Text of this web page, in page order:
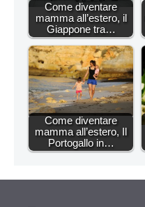
Come diventare
mamma all’estero, il
Giappone tra…
Come diventare
mamma all’estero, Il
Portogallo in…